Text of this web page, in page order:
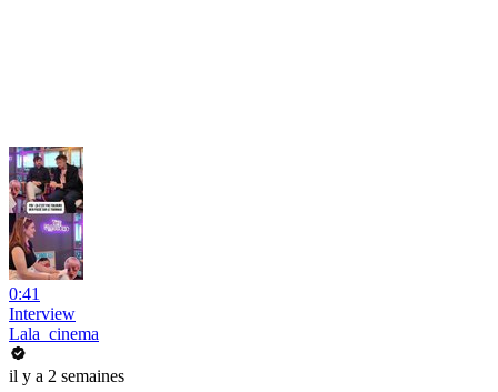
0:41
Interview
Lala_cinema
il y a 2 semaines